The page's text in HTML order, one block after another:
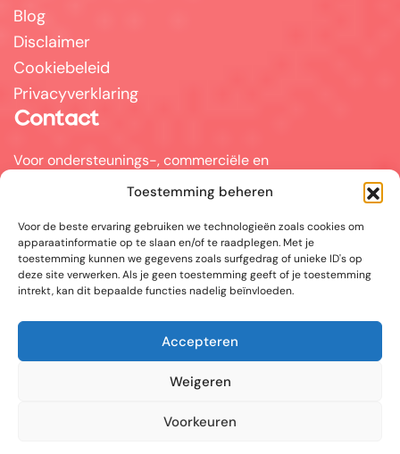
Toestemming beheren
Voor de beste ervaring gebruiken we technologieën zoals cookies om
apparaatinformatie op te slaan en/of te raadplegen. Met je
toestemming kunnen we gegevens zoals surfgedrag of unieke ID's op
deze site verwerken. Als je geen toestemming geeft of je toestemming
intrekt, kan dit bepaalde functies nadelig beïnvloeden.
Accepteren
Weigeren
Voorkeuren
Blog
Disclaimer
Cookiebeleid
Privacyverklaring
Contact
Voor ondersteunings-, commerciële en
info@answerpal.eu
AnswerPal
Bisschoppenhoflaan 380
2100 Antwerpen
België
+32.36416685
BE 0862.692.858